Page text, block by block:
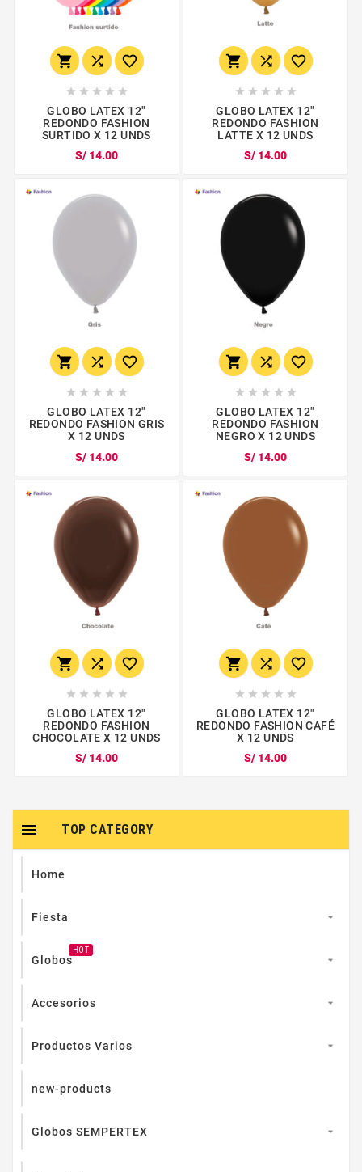
  
    
GLOBO LATEX 12"
REDONDO FASHION
SURTIDO X 12 UNDS
S/ 14.00
  
    
GLOBO LATEX 12"
REDONDO FASHION
LATTE X 12 UNDS
S/ 14.00
  
    
GLOBO LATEX 12"
REDONDO FASHION GRIS
X 12 UNDS
S/ 14.00
  
    
GLOBO LATEX 12"
REDONDO FASHION
NEGRO X 12 UNDS
S/ 14.00
  
    
GLOBO LATEX 12"
REDONDO FASHION
CHOCOLATE X 12 UNDS
S/ 14.00
  
    
GLOBO LATEX 12"
REDONDO FASHION CAFÉ
X 12 UNDS
S/ 14.00
TOP CATEGORY

Home
Fiesta 
Globos
HOT

Accesorios 
Productos Varios 
new-products
Globos SEMPERTEX 